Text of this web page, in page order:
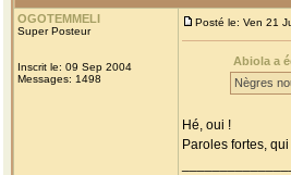
OGOTEMMELI
Super Posteur
Inscrit le: 09 Sep 2004
Messages: 1498
Posté le: Ven 21
Abiola a
Nègres
Hé, oui !
Paroles fortes,